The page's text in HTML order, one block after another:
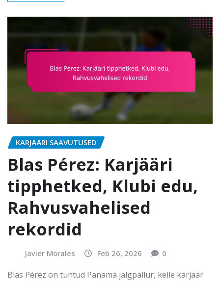
KARJÄÄRI SAAVUTUSED
Blas Pérez: Karjääri
tipphetked, Klubi edu,
Rahvusvahelised
rekordid
Javier Morales Feb 26, 2026 0
Blas Pérez on tuntud Panama jalgpallur, kelle karjäär